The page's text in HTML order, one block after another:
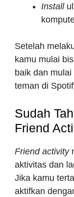
Install
Setelah
kamu mulai
baik dan
teman di
Sudah
Friend
Friend activity
aktivitas dan
Jika kamu
aktifkan